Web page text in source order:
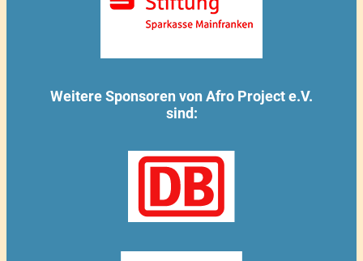
Weitere Sponsoren von Afro Project e.V.
sind: